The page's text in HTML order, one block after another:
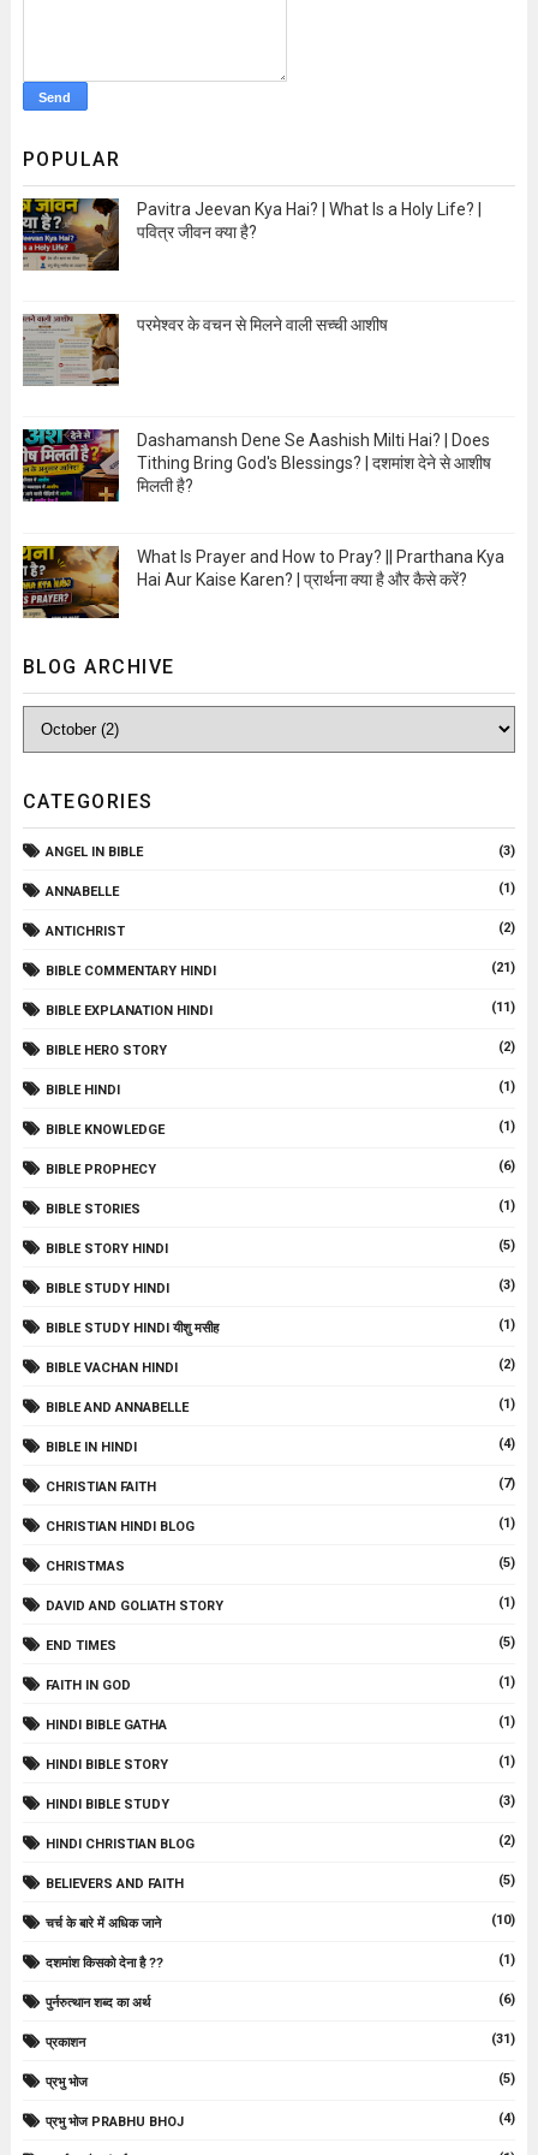
POPULAR
Pavitra Jeevan Kya Hai? | What Is a Holy Life? |
पवित्र जीवन क्या है?
परमेश्वर के वचन से मिलने वाली सच्ची आशीष
Dashamansh Dene Se Aashish Milti Hai? | Does
Tithing Bring God's Blessings? | दशमांश देने से आशीष
मिलती है?
What Is Prayer and How to Pray? || Prarthana Kya
Hai Aur Kaise Karen? | प्रार्थना क्या है और कैसे करें?
BLOG ARCHIVE
CATEGORIES
ANGEL IN BIBLE (3)
ANNABELLE (1)
ANTICHRIST (2)
BIBLE COMMENTARY HINDI (21)
BIBLE EXPLANATION HINDI (11)
BIBLE HERO STORY (2)
BIBLE HINDI (1)
BIBLE KNOWLEDGE (1)
BIBLE PROPHECY (6)
BIBLE STORIES (1)
BIBLE STORY HINDI (5)
BIBLE STUDY HINDI (3)
BIBLE STUDY HINDI यीशु मसीह (1)
BIBLE VACHAN HINDI (2)
BIBLE AND ANNABELLE (1)
BIBLE IN HINDI (4)
CHRISTIAN FAITH (7)
CHRISTIAN HINDI BLOG (1)
CHRISTMAS (5)
DAVID AND GOLIATH STORY (1)
END TIMES (5)
FAITH IN GOD (1)
HINDI BIBLE GATHA (1)
HINDI BIBLE STORY (1)
HINDI BIBLE STUDY (3)
HINDI CHRISTIAN BLOG (2)
BELIEVERS AND FAITH (5)
चर्च के बारे में अधिक जाने (10)
दशमांश किसको देना है ?? (1)
पुर्नरुत्थान शब्द का अर्थ (6)
प्रकाशन (31)
प्रभु भोज (5)
प्रभु भोज PRABHU BHOJ (4)